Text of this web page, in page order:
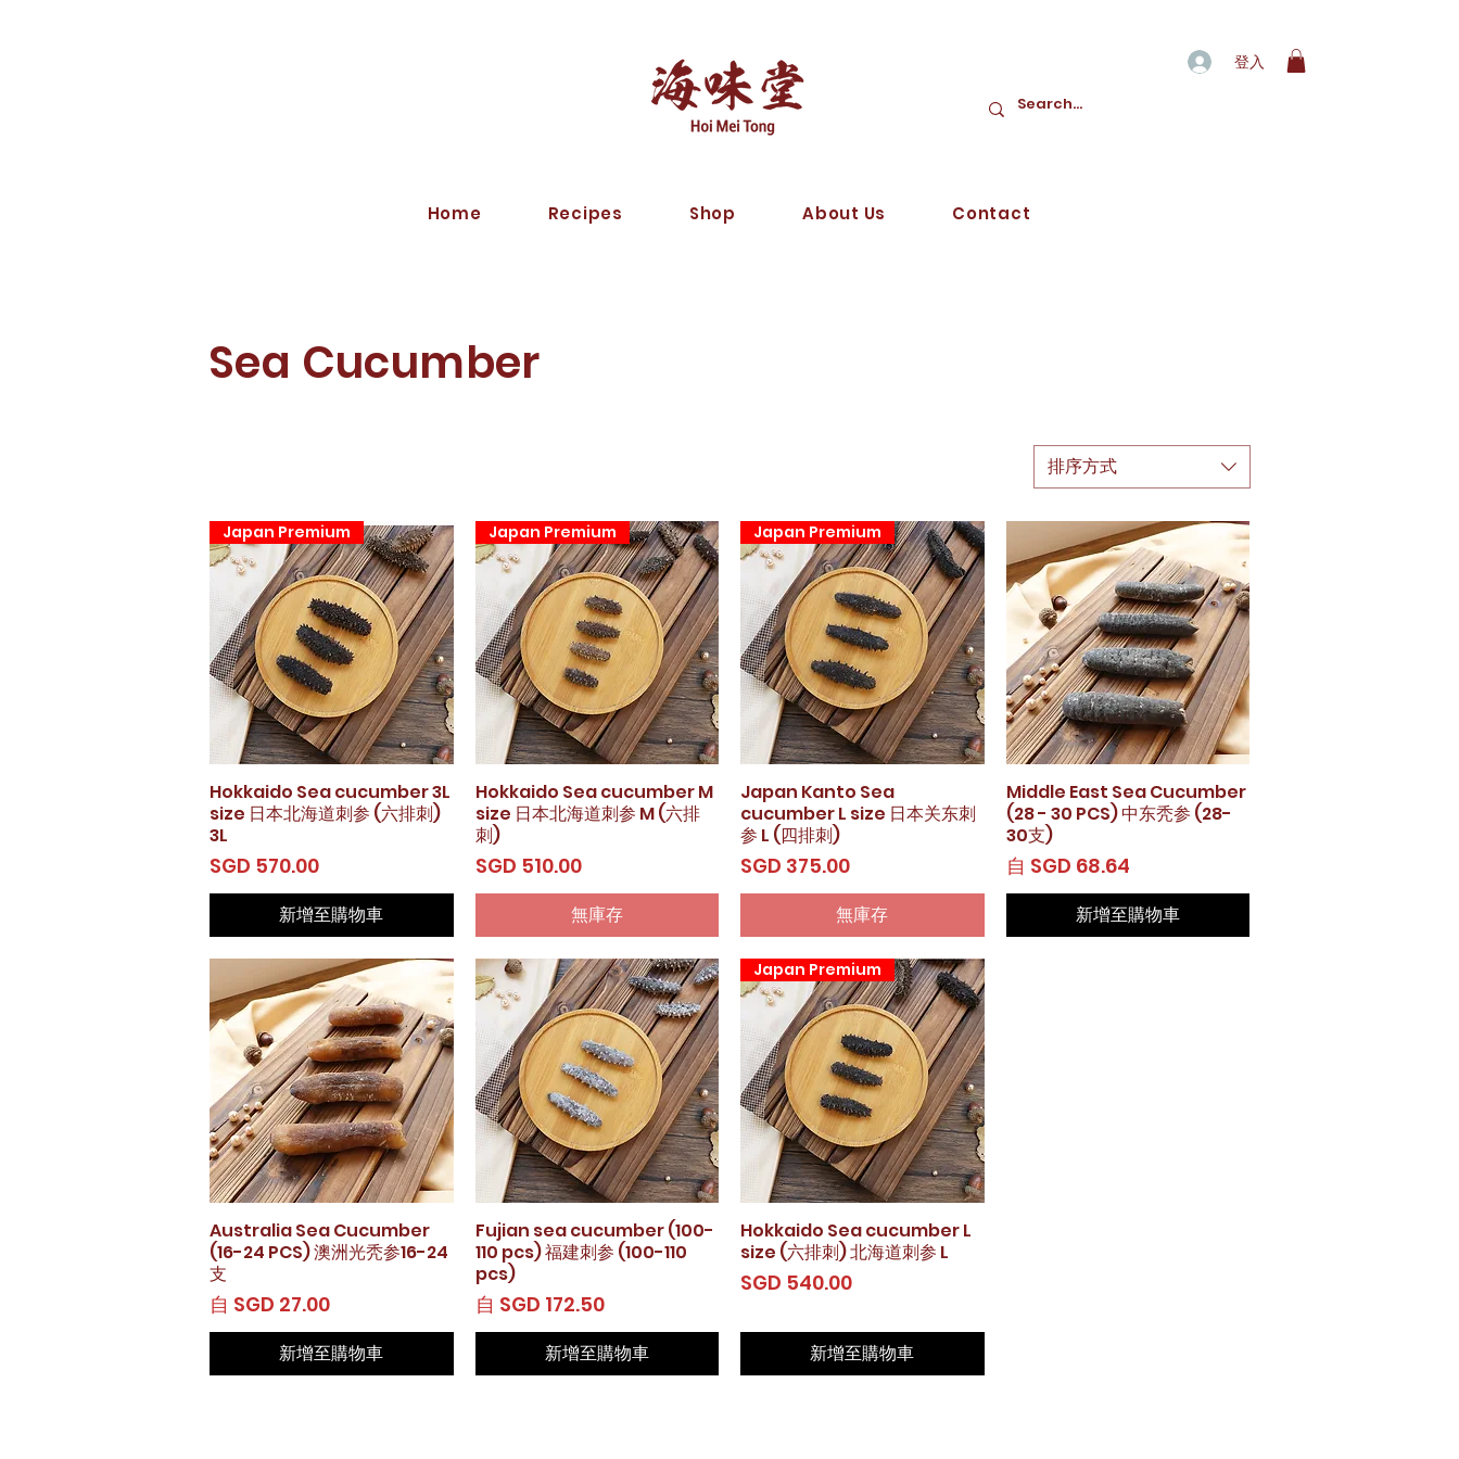
登入
Sea Cucumber
排序方式
快速瀏覽
Japan Premium
Hokkaido Sea cucumber 3L
size 日本北海道刺参 (六排刺)
3L
價格
SGD 570.00
新增至購物車
快速瀏覽
Japan Premium
Hokkaido Sea cucumber M
size 日本北海道刺参 M (六排
刺)
價格
SGD 510.00
無庫存
快速瀏覽
Japan Premium
Japan Kanto Sea
cucumber L size 日本关东刺
参 L (四排刺)
價格
SGD 375.00
無庫存
快速瀏覽
Middle East Sea Cucumber
(28 - 30 PCS) 中东秃参 (28-
30支)
自 SGD 68.64
促銷價格
新增至購物車
快速瀏覽
Australia Sea Cucumber
(16-24 PCS) 澳洲光秃参16-24
支
自 SGD 27.00
促銷價格
新增至購物車
快速瀏覽
Fujian sea cucumber (100-
110 pcs) 福建刺参 (100-110
pcs)
自 SGD 172.50
促銷價格
新增至購物車
快速瀏覽
Japan Premium
Hokkaido Sea cucumber L
size (六排刺) 北海道刺参 L
價格
SGD 540.00
新增至購物車
Home Recipes Shop About Us Contact